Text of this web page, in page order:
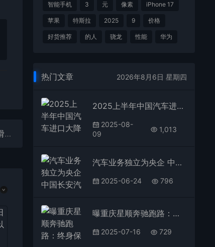
魏牌旗舰全尺寸SUV细节曝光：空悬+后轮转向 掉头丝滑非常
智能手机 3 元 像素 iPhone 17
苹果 特斯拉 2025 9 价格
好货推荐 的人 骁龙 性能 华为
热门文章 2026年8月6日 星期四
2025上半年中国汽车进口大降32%！美日德集体下滑
2025-08-
09
1,013
汽车业务独立为央企 中国长安汽车集团更名为辰致汽车
2025-06-24 796
曝重庆星顺奔驰跑路：终身保养打水漂 车主建群维权
2025-07-16 729